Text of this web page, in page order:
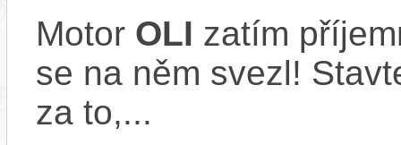
Motor OLI zatím
se na něm svezl!
za to,...